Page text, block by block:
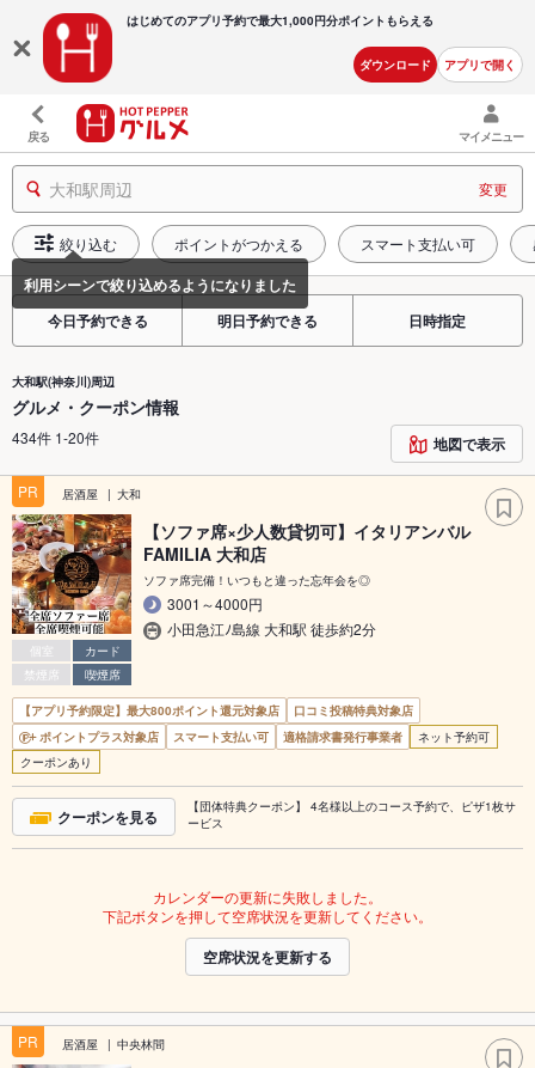
はじめてのアプリ予約で最大1,000円分ポイントもらえる
ダウンロード アプリで開く
戻る マイメニュー
大和駅周辺 変更
絞り込む ポイントがつかえる スマート支払い可
今日予約できる 明日予約できる 日時指定
大和駅(神奈川)周辺
グルメ・クーポン情報
434件 1-20件 地図で表示
PR 居酒屋 大和
個室
カード
禁煙席
喫煙席
【ソファ席×少人数貸切可】イタリアンバル
FAMILIA 大和店
ソファ席完備！いつもと違った忘年会を◎
3001～4000円
小田急江ﾉ島線 大和駅 徒歩約2分
【アプリ予約限定】最大800ポイント還元対象店
口コミ投稿特典対象店
ポイントプラス対象店
スマート支払い可 適格請求書発行事業者
ネット予約可
クーポンあり
クーポンを見る
【団体特典クーポン】 4名様以上のコース予約で、ピザ1枚サ
ービス
カレンダーの更新に失敗しました。
下記ボタンを押して空席状況を更新してください。
空席状況を更新する
PR 居酒屋 中央林間